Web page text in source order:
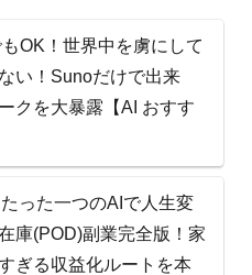
OK！世界中を虜にして
い！Sunoだけで出来
クを大暴露【AI おすす
った一つのAIで人生変
庫(POD)副業完全版！家
ぎる収益化ルートを本